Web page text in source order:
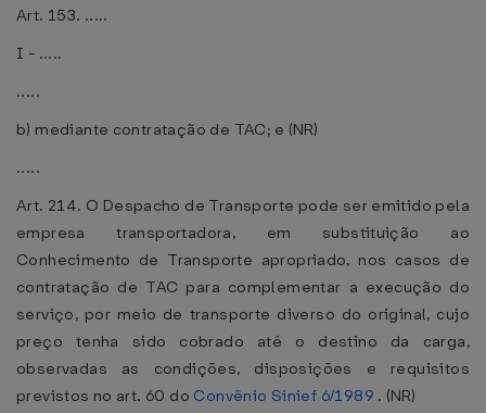
Art. 153. .....
I - .....
.....
b) mediante contratação de TAC; e (NR)
.....
Art. 214. O Despacho de Transporte pode ser emitido pela
empresa transportadora, em substituição ao
Conhecimento de Transporte apropriado, nos casos de
contratação de TAC para complementar a execução do
serviço, por meio de transporte diverso do original, cujo
preço tenha sido cobrado até o destino da carga,
observadas as condições, disposições e requisitos
previstos no art. 60 do Convênio Sinief 6/1989 . (NR)